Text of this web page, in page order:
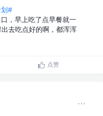
划#
，早上吃了点早餐就一
去吃点好的啊，都浑浑
点赞